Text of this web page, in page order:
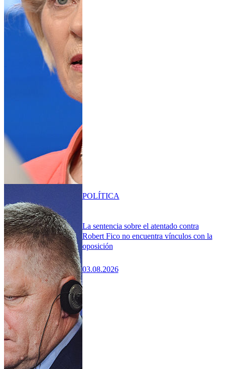
La sentencia sobre el atentado contra
Robert Fico no encuentra vínculos con la
oposición
03.08.2026
POLÍTICA